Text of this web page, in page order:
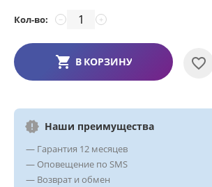
Кол-во: +
−
В КОРЗИНУ
Наши преимущества
— Гарантия 12 месяцев
— Оповещение по SMS
— Возврат и обмен